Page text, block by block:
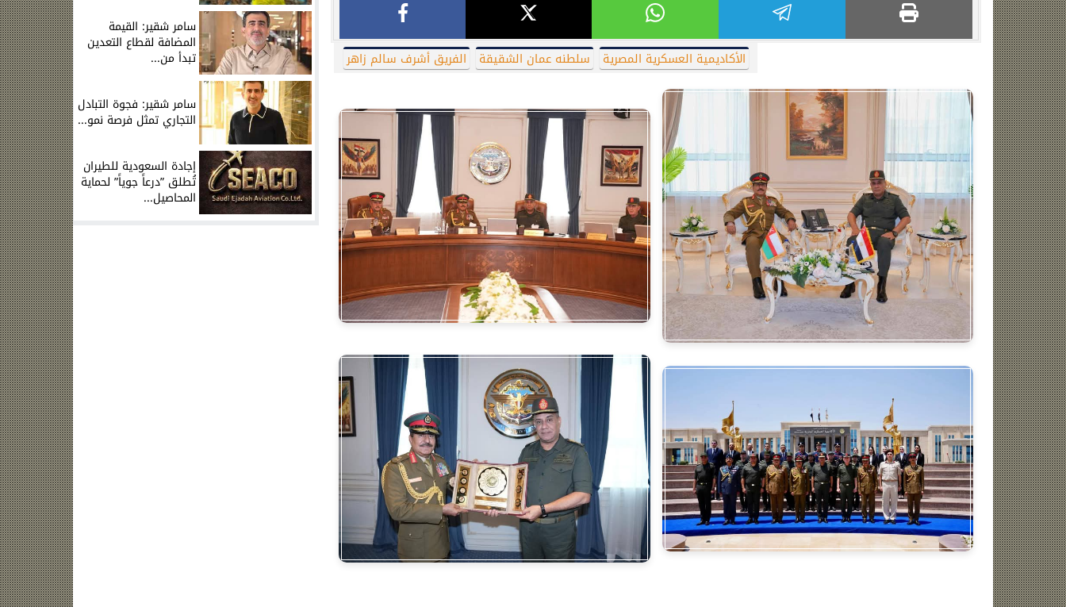
الأكاديمية العسكرية المصرية سلطنه عمان الشقيقة الفريق أشرف سالم زاهر
سامر شقير: القيمة
المضافة لقطاع التعدين
تبدأ من...
سامر شقير: فجوة التبادل
التجاري تمثل فرصة نمو...
إجادة السعودية للطيران
تُطلق ”درعاً جوياً” لحماية
المحاصيل...